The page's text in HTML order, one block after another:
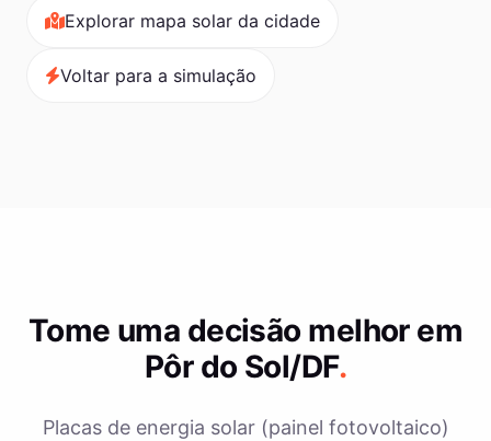
Explorar mapa solar da cidade
Voltar para a simulação
Tome uma decisão melhor em
Pôr do Sol/DF.
Placas de energia solar (painel fotovoltaico)